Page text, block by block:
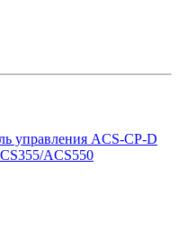
управления ACS-CP-D
ACS550